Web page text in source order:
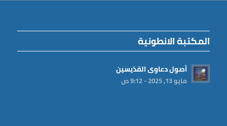
المكتبة الانطونية
أصول دعاوى القدّيسين
مايو 13, 2025 - 9:12 ص